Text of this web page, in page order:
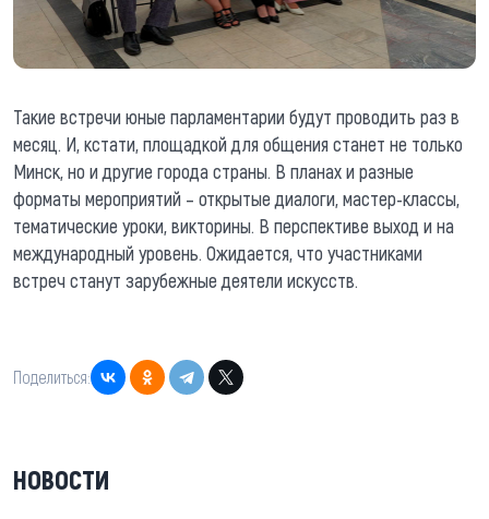
Такие встречи юные парламентарии будут проводить раз в
месяц. И, кстати, площадкой для общения станет не только
Минск, но и другие города страны. В планах и разные
форматы мероприятий – открытые диалоги, мастер-классы,
тематические уроки, викторины. В перспективе выход и на
международный уровень. Ожидается, что участниками
встреч станут зарубежные деятели искусств.
Поделиться:
НОВОСТИ